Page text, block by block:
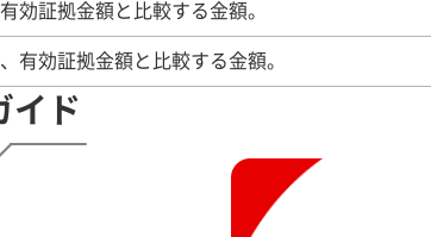
効証拠金額と比較する金額。
有効証拠金額と比較する金額。
イド